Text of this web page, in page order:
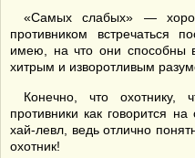
«Самых слабых» —
противником встречаться
имею, на что они способны
хитрым и изворотливым
Конечно, что охотнику,
противники как говорится
хай-левл, ведь отлично
охотник!